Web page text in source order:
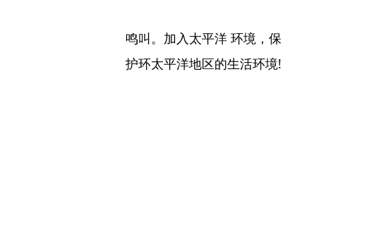
鸣叫。加入太平洋 环境，保
护环太平洋地区的生活环境!